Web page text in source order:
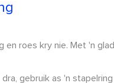
en roes kry nie. Met 'n
gebruik as 'n